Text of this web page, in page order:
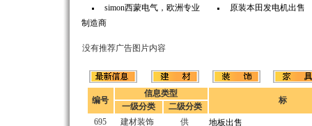
simon西蒙电气，欧洲专业
制造商
原装本田发电机出售
没有推荐广告图片内容
编号
信息类型
标
一级分类
二级分类
695
建材装饰 供
地板出售